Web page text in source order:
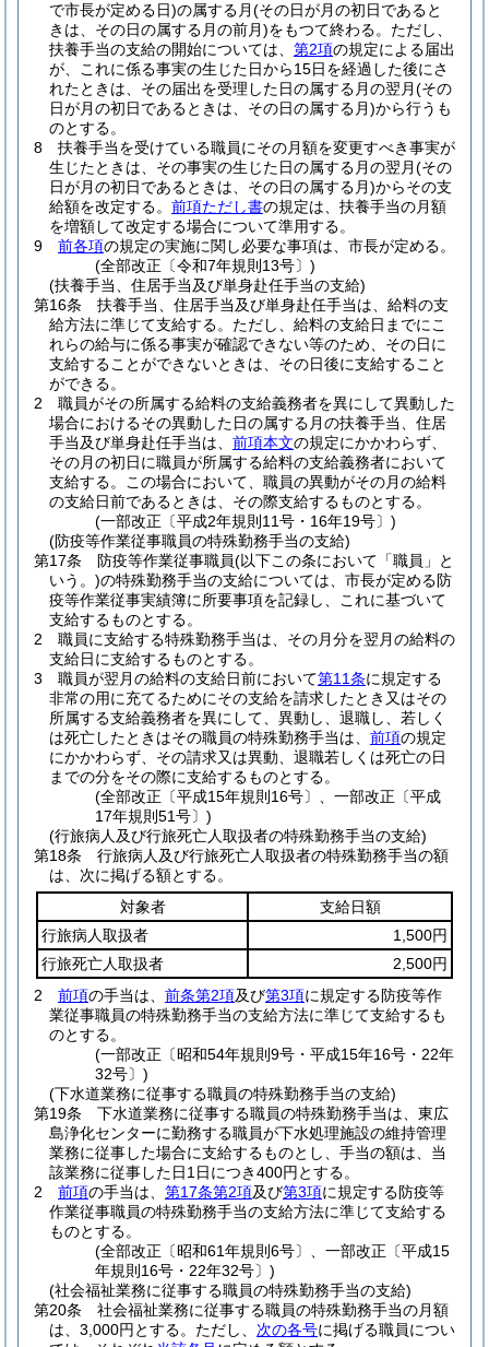
で市長が定める日)の属する月(その日が月の初日であると
きは、その日の属する月の前月)をもつて終わる。 ただし、
扶養手当の支給の開始については、 第2項の規定による届出
が、これに係る事実の生じた日から15日を経過した後にさ
れたときは、その届出を受理した日の属する月の翌月(その
日が月の初日であるときは、その日の属する月)から行うも
のとする。
8
扶養手当を受けている職員にその月額を変更すべき事実が
生じたときは、その事実の生じた日の属する月の翌月(その
日が月の初日であるときは、その日の属する月)からその支
給額を改定する。 前項ただし書の規定は、扶養手当の月額
を増額して改定する場合について準用する。
9
前各項の規定の実施に関し必要な事項は、市長が定める。
(全部改正〔令和7年規則13号〕)
(扶養手当、住居手当及び単身赴任手当の支給)
第16条
扶養手当、住居手当及び単身赴任手当は、給料の支
給方法に準じて支給する。 ただし、給料の支給日までにこ
れらの給与に係る事実が確認できない等のため、その日に
支給することができないときは、その日後に支給すること
ができる。
2
職員がその所属する給料の支給義務者を異にして異動した
場合におけるその異動した日の属する月の扶養手当、住居
手当及び単身赴任手当は、 前項本文の規定にかかわらず、
その月の初日に職員が所属する給料の支給義務者において
支給する。
この場合において、職員の異動がその月の給料
の支給日前であるときは、その際支給するものとする。
(一部改正〔平成2年規則11号・16年19号〕)
(防疫等作業従事職員の特殊勤務手当の支給)
第17条
防疫等作業従事職員(以下この条において「職員」と
いう。)の特殊勤務手当の支給については、市長が定める防
疫等作業従事実績簿に所要事項を記録し、これに基づいて
支給するものとする。
2
職員に支給する特殊勤務手当は、その月分を翌月の給料の
支給日に支給するものとする。
3
職員が翌月の給料の支給日前において第11条に規定する
非常の用に充てるためにその支給を請求したとき又はその
所属する支給義務者を異にして、異動し、退職し、若しく
は死亡したときはその職員の特殊勤務手当は、 前項の規定
にかかわらず、その請求又は異動、退職若しくは死亡の日
までの分をその際に支給するものとする。
(全部改正〔平成15年規則16号〕、一部改正〔平成
17年規則51号〕)
(行旅病人及び行旅死亡人取扱者の特殊勤務手当の支給)
第18条
行旅病人及び行旅死亡人取扱者の特殊勤務手当の額
は、次に掲げる額とする。
対象者
支給日額
行旅病人取扱者
1,500円
行旅死亡人取扱者
2,500円
2
前項の手当は、 前条第2項及び第3項に規定する防疫等作
業従事職員の特殊勤務手当の支給方法に準じて支給するも
のとする。
(一部改正〔昭和54年規則9号・平成15年16号・22年
32号〕)
(下水道業務に従事する職員の特殊勤務手当の支給)
第19条
下水道業務に従事する職員の特殊勤務手当は、東広
島浄化センターに勤務する職員が下水処理施設の維持管理
業務に従事した場合に支給するものとし、手当の額は、当
該業務に従事した日1日につき400円とする。
2
前項の手当は、 第17条第2項及び第3項に規定する防疫等
作業従事職員の特殊勤務手当の支給方法に準じて支給する
ものとする。
(全部改正〔昭和61年規則6号〕、一部改正〔平成15
年規則16号・22年32号〕)
(社会福祉業務に従事する職員の特殊勤務手当の支給)
第20条
社会福祉業務に従事する職員の特殊勤務手当の月額
は、3,000円とする。 ただし、 次の各号に掲げる職員につい